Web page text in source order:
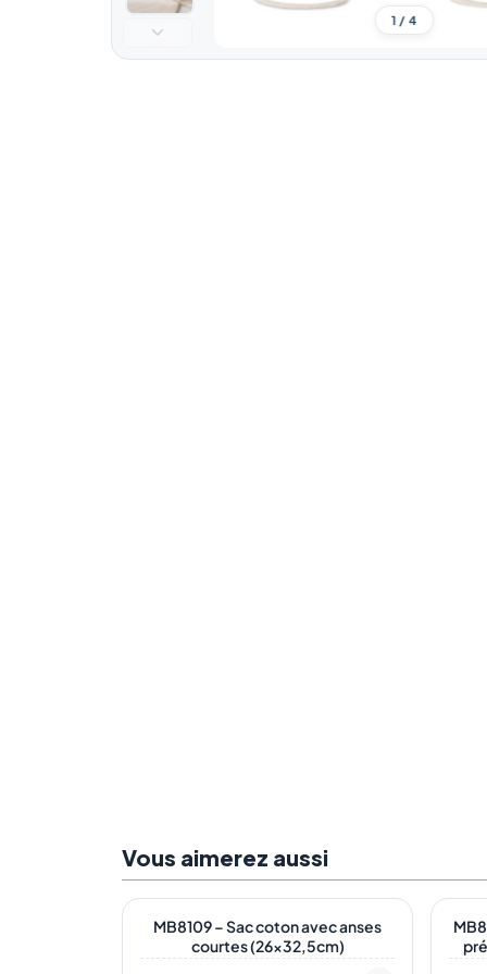
1 / 4
Vous aimerez aussi
En stock
MB8109 – Sac coton avec anses
courtes (26×32,5cm)
En